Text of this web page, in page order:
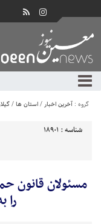
گروه : آخرین اخبار/استان ها/
شناسه : 18901
مسئولان قانون
را